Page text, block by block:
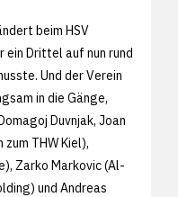
beim HSV
ein Drittel auf nun rund
Und der Verein
in die Gänge,
Duvnjak, Joan
THW Kiel),
Zarko Markovic (Al-
und Andreas